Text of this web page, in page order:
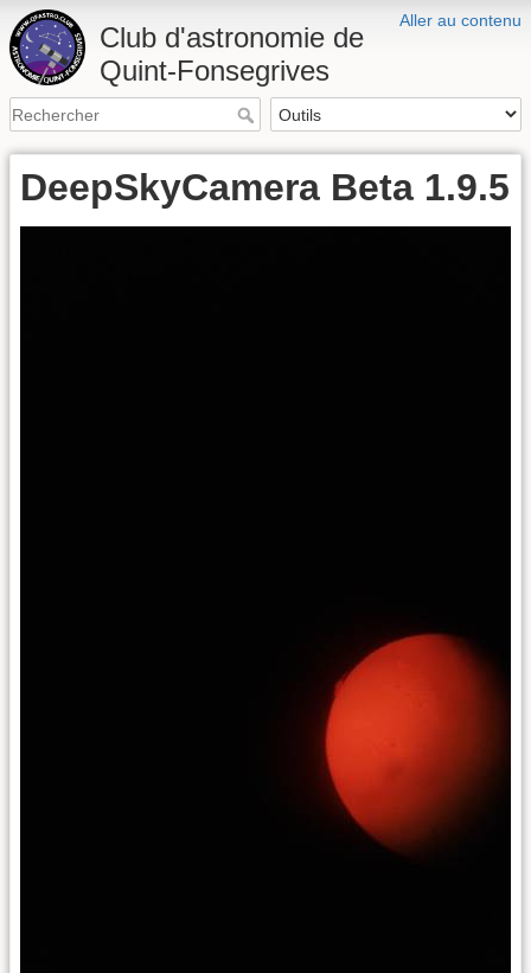
Aller au contenu
Club d'astronomie de
Quint-Fonsegrives
DeepSkyCamera Beta 1.9.5